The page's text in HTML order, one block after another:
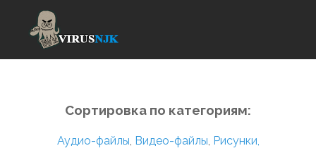
Сортировка по категориям:
Аудио-файлы, Видео-файлы, Рисунки,